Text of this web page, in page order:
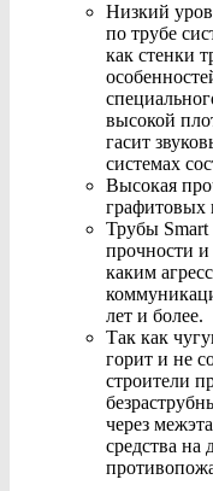
Низкий
по трубе
как стенки
высокой
гасит
системах
Высокая
графитовых
Трубы Smart
прочности и
каким
лет и более.
Так как
горит и не
строители
через
средства